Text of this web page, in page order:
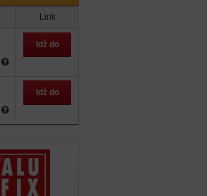
Link
Idź do
Idź do